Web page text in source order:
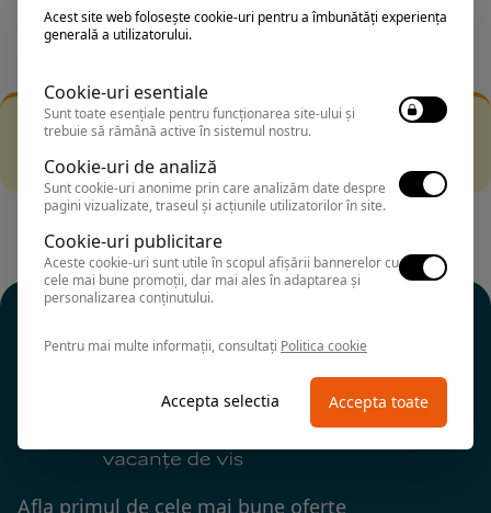
Filtrarea nu a returnat niciun rezultat
alte fitre.
Afla primul de cele mai bune oferte
Acest site web folosește cookie-uri pentru a îmbunătăți experiența
generală a utilizatorului.
Cookie-uri esentiale
Sunt toate esențiale pentru funcționarea site-ului și
trebuie să rămână active în sistemul nostru.
Cookie-uri de analiză
Sunt cookie-uri anonime prin care analizăm date despre
pagini vizualizate, traseul și acțiunile utilizatorilor în site.
Cookie-uri publicitare
Aceste cookie-uri sunt utile în scopul afișării bannerelor cu
cele mai bune promoții, dar mai ales în adaptarea și
personalizarea conținutului.
Pentru mai multe informații, consultați Politica cookie
Accepta selectia Accepta toate